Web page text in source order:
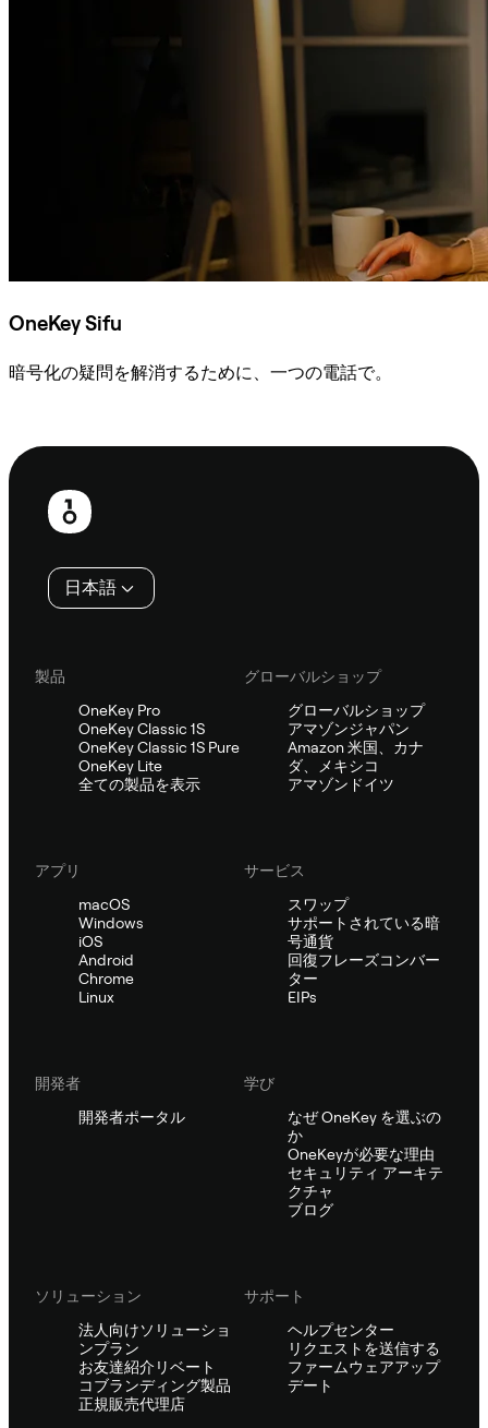
OneKey Sifu
暗号化の疑問を解消するために、一つの電話で。
フ
日本語
製品
OneKey Pro
OneKey Classic 1S
OneKey Classic 1S Pure
OneKey Lite
全ての製品を表示
グローバルショップ
グローバルショップ
アマゾンジャパン
Amazon 米国、カナ
ダ、メキシコ
アマゾンドイツ
アプリ
macOS
Windows
iOS
Android
Chrome
Linux
サービス
スワップ
サポートされている暗
号通貨
回復フレーズコンバー
ター
EIPs
開発者
開発者ポータル
学び
なぜ OneKey を選ぶの
か
OneKeyが必要な理由
セキュリティ アーキテ
クチャ
ブログ
ソリューション
法人向けソリューショ
ンプラン
お友達紹介リベート
コブランディング製品
正規販売代理店
サポート
ヘルプセンター
リクエストを送信する
ファームウェアアップ
デート